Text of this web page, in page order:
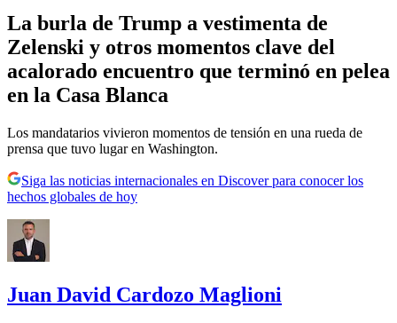
La burla de Trump a vestimenta de
Zelenski y otros momentos clave del
acalorado encuentro que terminó en pelea
en la Casa Blanca
Los mandatarios vivieron momentos de tensión en una rueda de
prensa que tuvo lugar en Washington.
Siga las noticias internacionales en Discover para conocer los
hechos globales de hoy
Juan David Cardozo Maglioni